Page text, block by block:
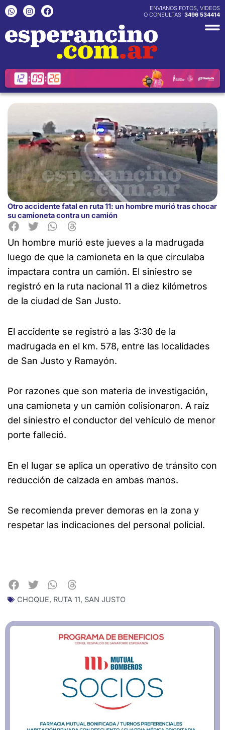
contenido
W
h
t
s
a
I
n
t
a
g
m
F
a
e
b
ENVIANOS FOTOS, VIDEOS
O CONSULTAS: 3496 534414
Otro accidente fatal en ruta 11: un hombre murió tras chocar
su camioneta contra un camión
Un hombre murió este jueves a la madrugada
luego de que la camioneta en la que circulaba
impactara contra un camión. El siniestro se
registró en la ruta nacional 11 a diez kilómetros
de la ciudad de San Justo.
El accidente se registró a las 3:30 de la
madrugada en el km. 578, entre las localidades
de San Justo y Ramayón.
Por razones que son materia de investigación,
una camioneta y un camión colisionaron. A raíz
del siniestro el conductor del vehículo de menor
porte falleció.
En el lugar se aplica un operativo de tránsito con
reducción de calzada en ambas manos.
Se recomienda prever demoras en la zona y
respetar las indicaciones del personal policial.
CHOQUE, RUTA 11, SAN JUSTO